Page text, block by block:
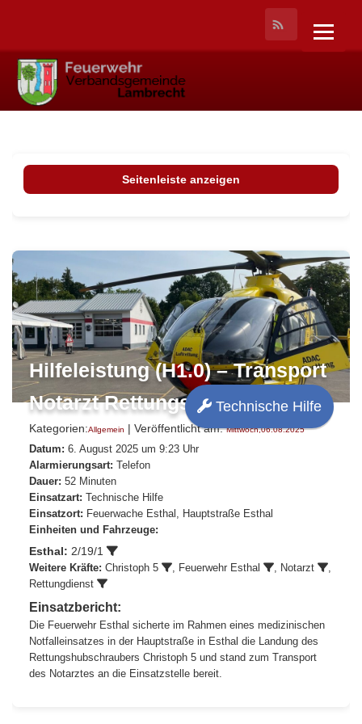
Hilfeleistung (H1.0) – Transport
Notarzt Rettungshubschrauber
Technische Hilfe
Kategorien:Allgemein | Veröffentlicht am:Mittwoch,06.08.2025
Datum: 6. August 2025 um 9:23 Uhr
Alarmierungsart: Telefon
Dauer: 52 Minuten
Einsatzart: Technische Hilfe
Einsatzort: Feuerwache Esthal, Hauptstraße Esthal
Einheiten und Fahrzeuge:
Esthal: 2/19/1
Weitere Kräfte: Christoph 5 , Feuerwehr Esthal , Notarzt
,
Rettungdienst
Einsatzbericht:
Die Feuerwehr Esthal sicherte im Rahmen eines medizinischen
Notfalleinsatzes in der Hauptstraße in Esthal die Landung des
Rettungshubschraubers Christoph 5 und stand zum Transport
des Notarztes an die Einsatzstelle bereit.
Seitenleiste anzeigen